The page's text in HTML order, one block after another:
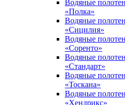
Водяные
«Полка»
Водяные
«Сицилия»
Водяные
«Соренто»
Водяные
«Стандарт»
Водяные
«Тоскана»
Водяные
«Хендрикс»